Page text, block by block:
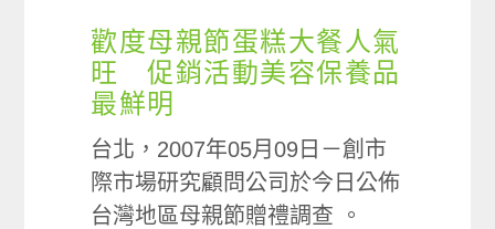
歡度母親節蛋糕大餐人氣
旺 促銷活動美容保養品
最鮮明
台北，2007年05月09日－創市
際市場研究顧問公司於今日公佈
台灣地區母親節贈禮調查 。